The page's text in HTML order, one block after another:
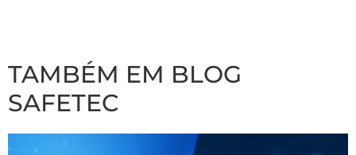
TAMBÉM EM BLOG
SAFETEC